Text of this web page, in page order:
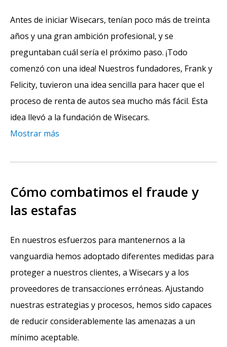
Antes de iniciar Wisecars, tenían poco más de treinta
años y una gran ambición profesional, y se
preguntaban cuál sería el próximo paso. ¡Todo
comenzó con una idea! Nuestros fundadores, Frank y
Felicity, tuvieron una idea sencilla para hacer que el
proceso de renta de autos sea mucho más fácil. Esta
idea llevó a la fundación de Wisecars.
Mostrar más
Cómo combatimos el fraude y
las estafas
En nuestros esfuerzos para mantenernos a la
vanguardia hemos adoptado diferentes medidas para
proteger a nuestros clientes, a Wisecars y a los
proveedores de transacciones erróneas. Ajustando
nuestras estrategias y procesos, hemos sido capaces
de reducir considerablemente las amenazas a un
mínimo aceptable.